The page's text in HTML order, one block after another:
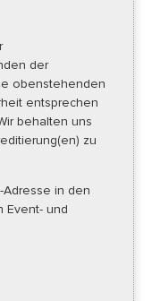
der
obenstehenden
entsprechen
behalten uns
zu
Adresse in den
Event- und